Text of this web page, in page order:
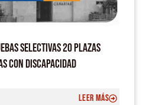
SELECTIVAS 20 PLAZAS
CON DISCAPACIDAD
LEER MÁS